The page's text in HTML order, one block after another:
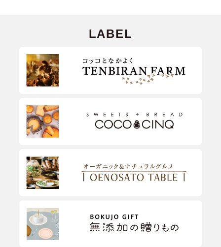
LABEL